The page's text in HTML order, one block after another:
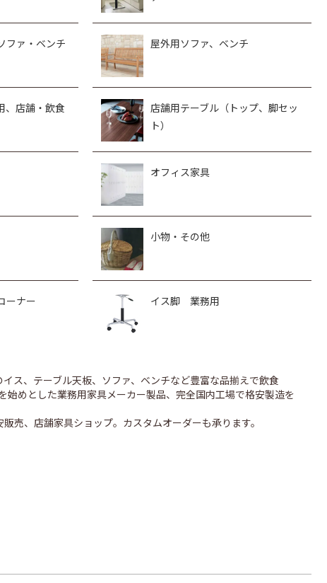
ファ・ベンチ 屋外用ソファ、ベンチ
店舗・飲食
店舗用テーブル（トップ、脚セッ
ト）
オフィス家具
小物・その他
ーナー イス脚 業務用
ス、テーブル天板、ソファ、ベンチなど豊富な品揃えで飲食
始めとした業務用家具メーカー製品、完全国内工場で格安製造を
売、店舗家具ショップ。カスタムオーダーも承ります。